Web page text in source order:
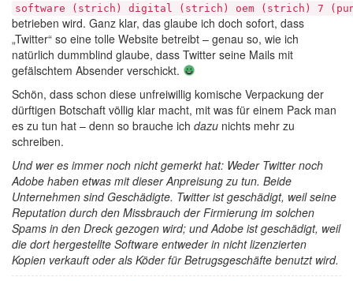
software (strich) digital (strich) oem (strich) 7
betrieben wird. Ganz klar, das glaube ich doch sofort, dass
„Twitter“ so eine tolle Website betreibt – genau so, wie ich
natürlich dummblind glaube, dass Twitter seine Mails mit
gefälschtem Absender verschickt.
Schön, dass schon diese unfreiwillig komische Verpackung der
dürftigen Botschaft völlig klar macht, mit was für einem Pack man
es zu tun hat – denn so brauche ich dazu nichts mehr zu
schreiben.
Und wer es immer noch nicht gemerkt hat: Weder Twitter noch
Adobe haben etwas mit dieser Anpreisung zu tun. Beide
Unternehmen sind Geschädigte. Twitter ist geschädigt, weil seine
Reputation durch den Missbrauch der Firmierung im solchen
Spams in den Dreck gezogen wird; und Adobe ist geschädigt, weil
die dort hergestellte Software entweder in nicht lizenzierten
Kopien verkauft oder als Köder für Betrugsgeschäfte benutzt wird.